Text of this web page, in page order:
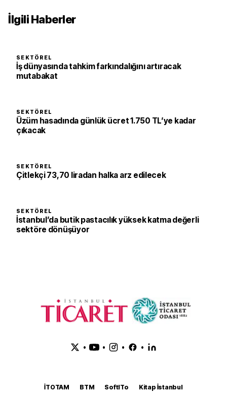
İlgili Haberler
SEKTÖREL
İş dünyasında tahkim farkındalığını artıracak
mutabakat
SEKTÖREL
Üzüm hasadında günlük ücret 1.750 TL’ye kadar
çıkacak
SEKTÖREL
Çitlekçi 73,70 liradan halka arz edilecek
SEKTÖREL
İstanbul’da butik pastacılık yüksek katma değerli
sektöre dönüşüyor
• • • •
İTOTAM BTM SoftITo
Kitap İstanbul